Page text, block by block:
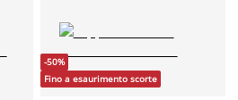
-50%
Fino a esaurimento scorte